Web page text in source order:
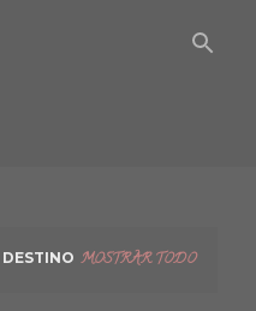
DESTINO MOSTRAR TODO